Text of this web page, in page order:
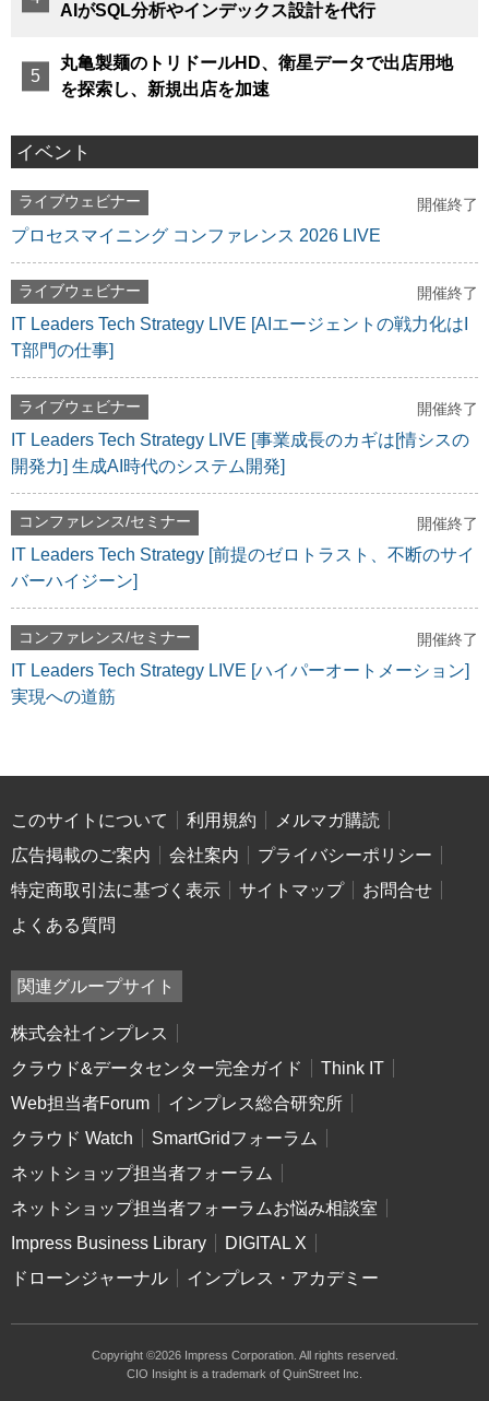
AIがSQL分析やインデックス設計を代行
丸亀製麺のトリドールHD、衛星データで出店用地
を探索し、新規出店を加速
イベント
ライブウェビナー 開催終了
プロセスマイニング コンファレンス 2026 LIVE
ライブウェビナー 開催終了
IT Leaders Tech Strategy LIVE [AIエージェントの戦力化はI
T部門の仕事]
ライブウェビナー 開催終了
IT Leaders Tech Strategy LIVE [事業成長のカギは[情シスの
開発力] 生成AI時代のシステム開発]
コンファレンス/セミナー 開催終了
IT Leaders Tech Strategy [前提のゼロトラスト、不断のサイ
バーハイジーン]
コンファレンス/セミナー 開催終了
IT Leaders Tech Strategy LIVE [ハイパーオートメーション]
実現への道筋
このサイトについて 利用規約
メルマガ購読
広告掲載のご案内
会社案内
プライバシーポリシー
特定商取引法に基づく表示
サイトマップ
お問合せ
よくある質問
関連グループサイト
株式会社インプレス
クラウド&データセンター完全ガイド
Think IT
Web担当者Forum
インプレス総合研究所
クラウド Watch
SmartGridフォーラム
ネットショップ担当者フォーラム
ネットショップ担当者フォーラムお悩み相談室
Impress Business Library
DIGITAL X
ドローンジャーナル
インプレス・アカデミー
Copyright ©2026 Impress Corporation. All rights reserved.
CIO Insight is a trademark of QuinStreet Inc.